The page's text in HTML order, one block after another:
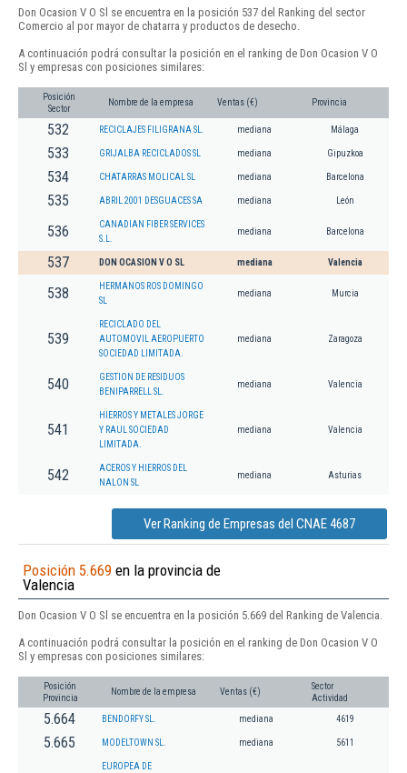
Don Ocasion V O Sl se encuentra en la posición 537 del Ranking del sector
Comercio al por mayor de chatarra y productos de desecho.
A continuación podrá consultar la posición en el ranking de Don Ocasion V O
Sl y empresas con posiciones similares:
Posición
Sector
Nombre de la empresa Ventas (€) Provincia
532 RECICLAJES FILIGRANA SL. mediana Málaga
533 GRIJALBA RECICLADOS SL mediana Gipuzkoa
534 CHATARRAS MOLICAL SL mediana Barcelona
535 ABRIL 2001 DESGUACES SA mediana León
536
CANADIAN FIBER SERVICES
S.L.
mediana Barcelona
537 DON OCASION V O SL mediana Valencia
538
HERMANOS ROS DOMINGO
SL
mediana Murcia
539
RECICLADO DEL
AUTOMOVIL AEROPUERTO
SOCIEDAD LIMITADA.
mediana Zaragoza
540
GESTION DE RESIDUOS
BENIPARRELL SL.
mediana Valencia
541
HIERROS Y METALES JORGE
Y RAUL SOCIEDAD
LIMITADA.
mediana Valencia
542
ACEROS Y HIERROS DEL
NALON SL
mediana Asturias
Ver Ranking de Empresas del CNAE 4687
Posición 5.669 en la provincia de
Valencia
Don Ocasion V O Sl se encuentra en la posición 5.669 del Ranking de Valencia.
A continuación podrá consultar la posición en el ranking de Don Ocasion V O
Sl y empresas con posiciones similares:
Posición
Provincia
Nombre de la empresa Ventas (€)
Sector
Actividad
5.664 BENDORFY SL. mediana 4619
5.665 MODELTOWN SL. mediana 5611
EUROPEA DE